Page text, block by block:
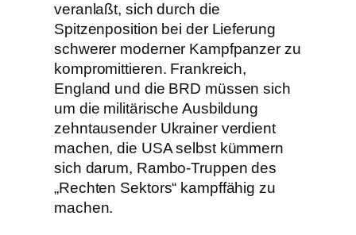
veranlaßt, sich durch die
Spitzenposition bei der Lieferung
schwerer moderner Kampfpanzer zu
kompromittieren. Frankreich,
England und die BRD müssen sich
um die militärische Ausbildung
zehntausender Ukrainer verdient
machen, die USA selbst kümmern
sich darum, Rambo-Truppen des
„Rechten Sektors“ kampffähig zu
machen.